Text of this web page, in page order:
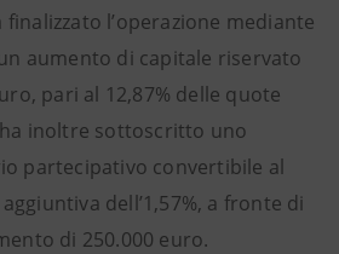
finalizzato l’operazione mediante
aumento di capitale riservato
pari al 12,87% delle quote
ha inoltre sottoscritto uno
partecipativo convertibile al
dell’1,57%, a fronte di
di 250.000 euro.